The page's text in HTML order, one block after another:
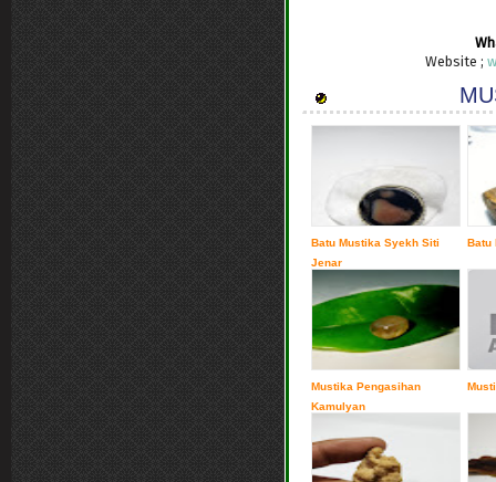
Website ;
Batu Mustika Syekh Siti
Jenar
Batu
Mustika Pengasihan
Kamulyan